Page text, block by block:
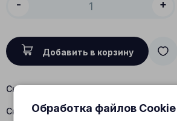
- +
Добавить в корзину
Склад Барнаул:
Склад Центральный: нет в наличии
Обработка файлов Cookie